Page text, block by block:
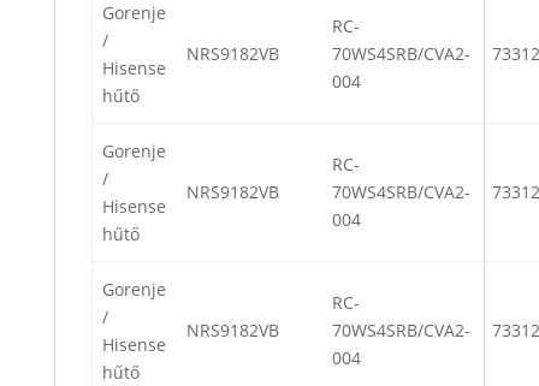
Gorenje
/
Hisense
hűtő
NRS9182VB
RC-
70WS4SRB/CVA2-
004
Gorenje
/
Hisense
hűtő
NRS9182VB
RC-
70WS4SRB/CVA2-
004
Gorenje
/
Hisense
hűtő
NRS9182VB
RC-
70WS4SRB/CVA2-
004